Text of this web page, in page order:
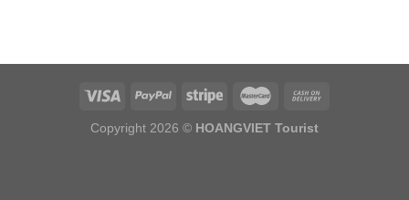
Copyright 2026 © HOANGVIET Tourist